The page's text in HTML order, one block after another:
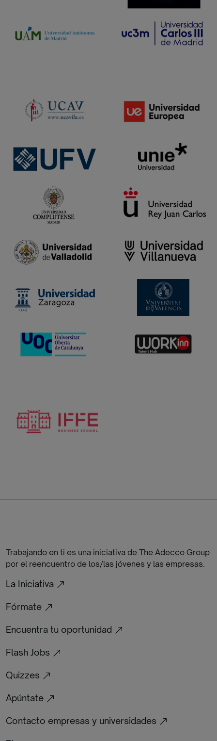
Trabajando en ti es una iniciativa de The Adecco Group
por el reencuentro de los/las jóvenes y las empresas.
La Iniciativa
Fórmate
Encuentra tu oportunidad
Flash Jobs
Quizzes
Apúntate
Contacto empresas y universidades